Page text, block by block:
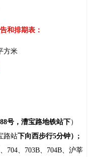
和排期表：
方米
88号，漕宝路地铁站下）
路站下向西步行5分钟） ;
、 704、 703B、 704B、沪莘